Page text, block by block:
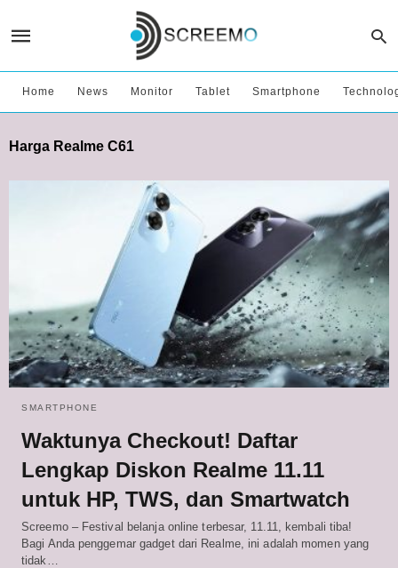
Home News Monitor Tablet Smartphone
Harga Realme C61
SMARTPHONE
Waktunya Checkout! Daftar
Lengkap Diskon Realme 11.11
untuk HP, TWS, dan Smartwatch
Screemo – Festival belanja online terbesar, 11.11, kembali tiba!
Bagi Anda penggemar gadget dari Realme, ini adalah momen yang
tidak…